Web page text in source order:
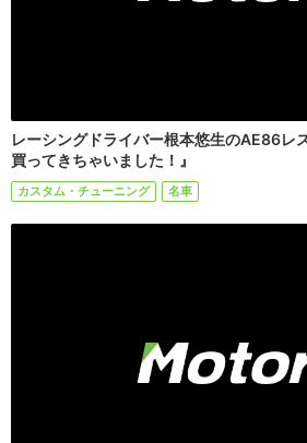
レーシングドライバー根本悠生のAE86レ
買ってきちゃいました！』
カスタム・チューニング 名車